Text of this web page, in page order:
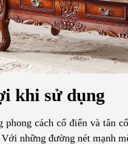
khi sử dụng
phong cách cổ điển và tân
những đường nét mạnh